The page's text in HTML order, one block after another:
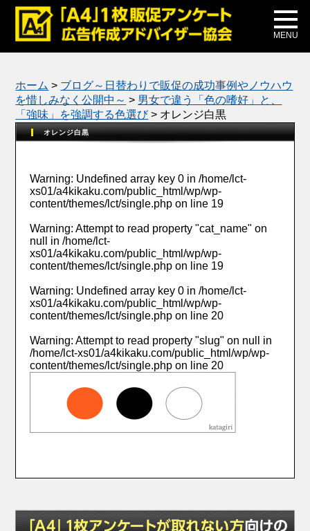
MENU
メディア掲載
公式ブログ
ホーム > ブログ～日替わりで販促の成功事例やノウハウ
を惜しみなく公開中～ > 男女で違う「色の嗜好」と、
「強味」を強調する色選び> オレンジ白黒
オレンジ白黒
Warning: Undefined array key 0 in/home/lct-
xs01/a4kikaku.com/public_html/wp/wp-
content/themes/lct/single.php on line 19
Warning: Attempt to read property "cat_name" on
null in/home/lct-
xs01/a4kikaku.com/public_html/wp/wp-
content/themes/lct/single.php on line 19
Warning: Undefined array key 0 in/home/lct-
xs01/a4kikaku.com/public_html/wp/wp-
content/themes/lct/single.php on line 20
Warning: Attempt to read property "slug" on null in
/home/lct-xs01/a4kikaku.com/public_html/wp/wp-
content/themes/lct/single.php on line 20